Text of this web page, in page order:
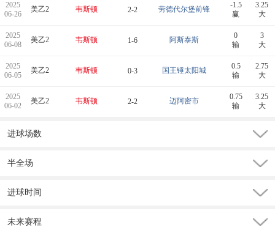
2025
06-26
美乙2 韦斯顿 2-2 劳德代尔堡前锋
-1.5
赢
3.25
大
2025
06-08
美乙2 韦斯顿 1-6 阿斯泰斯
0
输
3
大
2025
06-05
美乙2 韦斯顿 0-3 国王锤太阳城
0.5
输
2.75
大
2025
06-02
美乙2 韦斯顿 2-2 迈阿密市
0.75
输
3.25
大
进球场数
半全场
进球时间
未来赛程